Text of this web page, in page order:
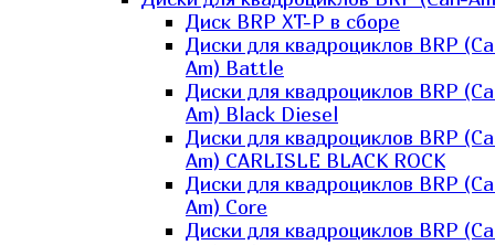
Диск BRP XT-P в сборе
Диски для квадроциклов BRP
Am) Battle
Диски для квадроциклов BRP
Am) Black Diesel
Диски для квадроциклов BRP
Am) CARLISLE BLACK ROCK
Диски для квадроциклов BRP
Am) Core
Диски для квадроциклов BRP